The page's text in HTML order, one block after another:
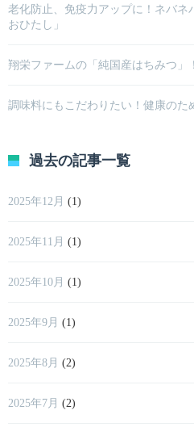
老化防止、免疫力アップに！ネバネ
おひたし」
翔栄ファームの「純国産はちみつ」！
調味料にもこだわりたい！健康のた
過去の記事一覧
2025年12月 (1)
2025年11月 (1)
2025年10月 (1)
2025年9月 (1)
2025年8月 (2)
2025年7月 (2)